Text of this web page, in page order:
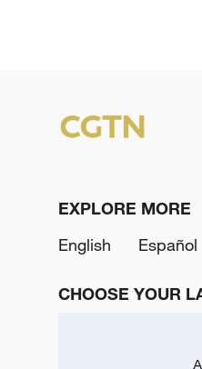
EXPLORE MORE
English
Español
CHOOSE YOUR